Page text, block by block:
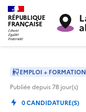
RÉPUBLIQUE
FRANÇAISE
EMPLOI + FORMATION
Publiée depuis78 jour(s)
0CANDIDATURE(S)